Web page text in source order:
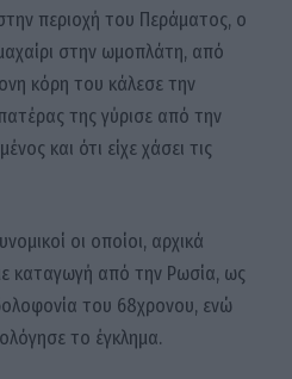
περιοχή του Περάματος, ο
στην ωμοπλάτη, από
κόρη του κάλεσε την
της γύρισε από την
και ότι είχε χάσει τις
οι οποίοι, αρχικά
καταγωγή από την Ρωσία, ως
του 68χρονου, ενώ
το έγκλημα.